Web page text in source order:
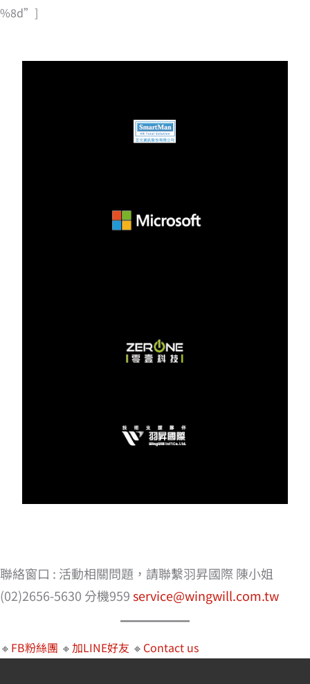
%8d”]
聯絡窗口 : 活動相關問題，請聯繫羽昇國際 陳小姐
(02)2656-5630 分機959service@wingwill.com.tw
🔸 FB粉絲團 🔸加LINE好友 🔸 Contact us